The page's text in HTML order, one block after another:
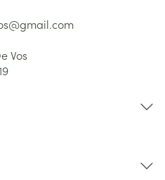
gmail.com
Vos